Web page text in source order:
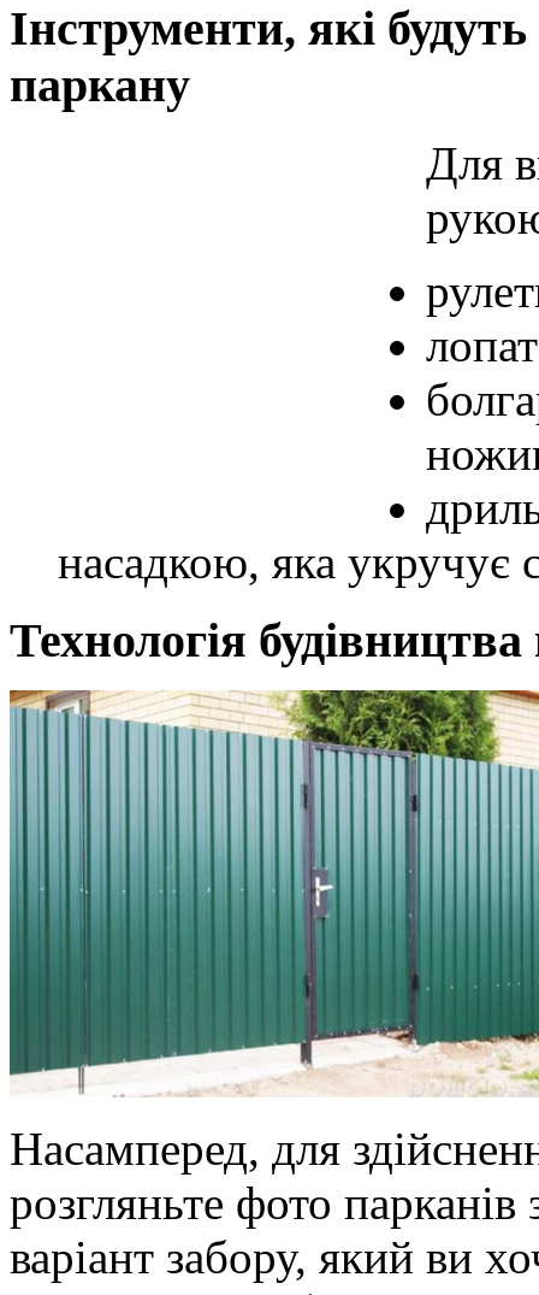
Інструменти, які
паркану
Для
насадкою, яка укручує
Технологія
Насамперед, для
розгляньте фото
варіант забору, який ви